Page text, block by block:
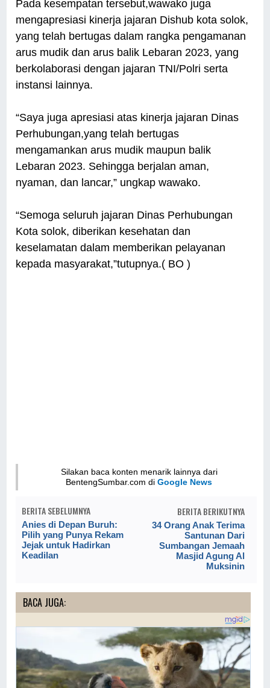
Pada kesempatan tersebut,wawako juga
mengapresiasi kinerja jajaran Dishub kota solok,
yang telah bertugas dalam rangka pengamanan
arus mudik dan arus balik Lebaran 2023, yang
berkolaborasi dengan jajaran TNI/Polri serta
instansi lainnya.
“Saya juga apresiasi atas kinerja jajaran Dinas
Perhubungan,yang telah bertugas
mengamankan arus mudik maupun balik
Lebaran 2023. Sehingga berjalan aman,
nyaman, dan lancar,” ungkap wawako.
“Semoga seluruh jajaran Dinas Perhubungan
Kota solok, diberikan kesehatan dan
keselamatan dalam memberikan pelayanan
kepada masyarakat,”tutupnya.( BO )
Silakan baca konten menarik lainnya dari
BentengSumbar.com diGoogle News
BERITA SEBELUMNYA
Anies di Depan Buruh:
Pilih yang Punya Rekam
Jejak untuk Hadirkan
Keadilan
BERITA BERIKUTNYA
34 Orang Anak Terima
Santunan Dari
Sumbangan Jemaah
Masjid Agung Al
Muksinin
BACA JUGA: